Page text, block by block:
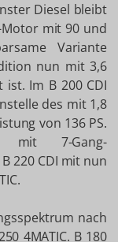
Diesel bleibt
mit 90 und
Variante
nun mit 3,6
Im B 200 CDI
des mit 1,8
von 136 PS.
mit 7-Gang-
220 CDI mit nun
nach
4MATIC. B 180